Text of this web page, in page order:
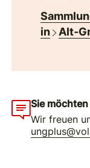
in
Alt-
Sie
Wir freuen